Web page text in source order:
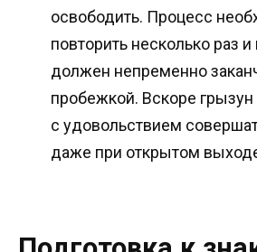
освободить. Процесс
повторить несколько раз
должен непременно
пробежкой. Вскоре грызун
с удовольствием
даже при открытом